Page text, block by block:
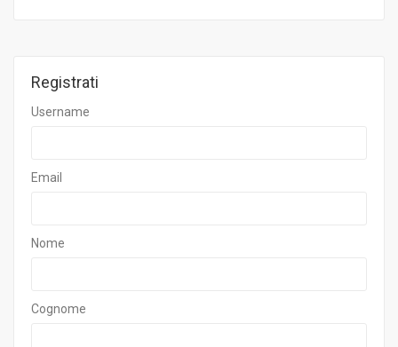
Registrati
Username
Email
Nome
Cognome